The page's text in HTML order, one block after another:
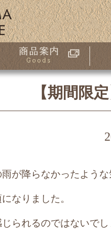
【期間限
が降らなかったような
なりました。
られるのではないでし